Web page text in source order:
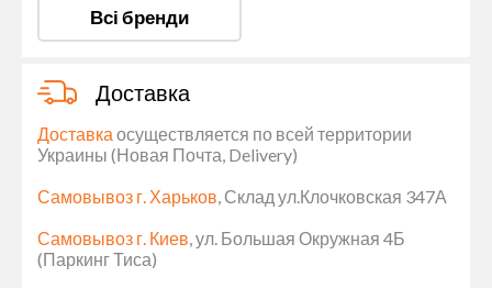
Всі бренди
Доставка
Доставка осуществляется по всей территории
Украины (Новая Почта, Delivery)
Самовывоз г. Харьков, Склад ул.Клочковская 347А
Самовывоз г. Киев, ул. Большая Окружная 4Б
(Паркинг Тиса)